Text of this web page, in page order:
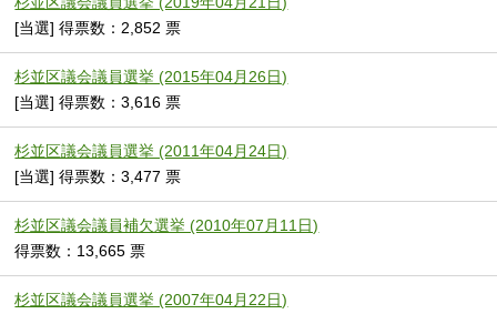
[当選] 得票数：2,852 票
杉並区議会議員選挙 (2015年04月26日)
[当選] 得票数：3,616 票
杉並区議会議員選挙 (2011年04月24日)
[当選] 得票数：3,477 票
杉並区議会議員補欠選挙 (2010年07月11日)
得票数：13,665 票
杉並区議会議員選挙 (2007年04月22日)